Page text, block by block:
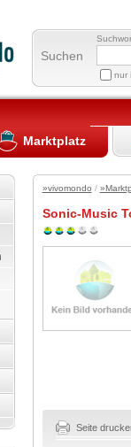
Suchen
nur
Marktplatz
»vivomondo /
Sonic-Music
Seite